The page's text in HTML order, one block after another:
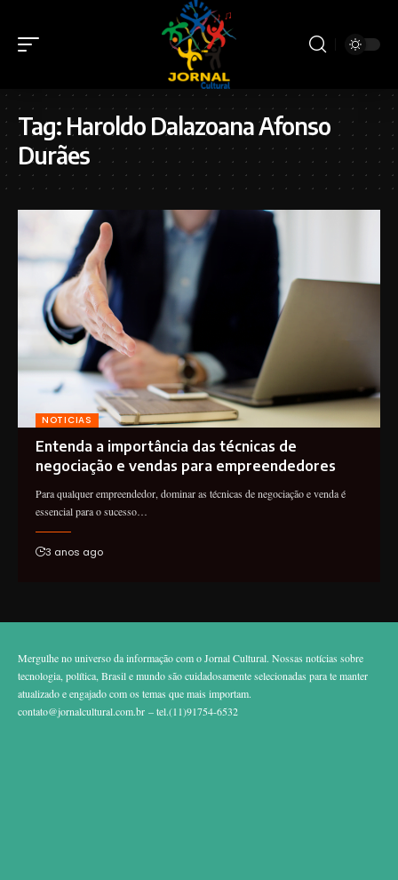
Tag: Haroldo Dalazoana Afonso
Durães
NOTICIAS
Entenda a importância das técnicas de
negociação e vendas para empreendedores
Para qualquer empreendedor, dominar as técnicas de negociação e venda é
essencial para o sucesso…
3 anos ago
Mergulhe no universo da informação com o Jornal Cultural. Nossas notícias sobre
tecnologia, política, Brasil e mundo são cuidadosamente selecionadas para te manter
atualizado e engajado com os temas que mais importam.
contato@jornalcultural.com.br – tel.(11)91754-6532